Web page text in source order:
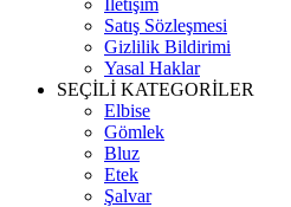
Satış Sözleşmesi
Gizlilik Bildirimi
Yasal Haklar
SEÇİLİ KATEGORİLER
Elbise
Gömlek
Bluz
Etek
Şalvar